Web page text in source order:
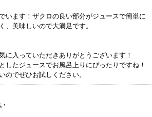
います！ザクロの良い部分がジュースで簡単に
、美味しいので大満足です。
に入っていただきありがとうございます！
したジュースでお風呂上りにぴったりですね！
のでぜひお試しください。